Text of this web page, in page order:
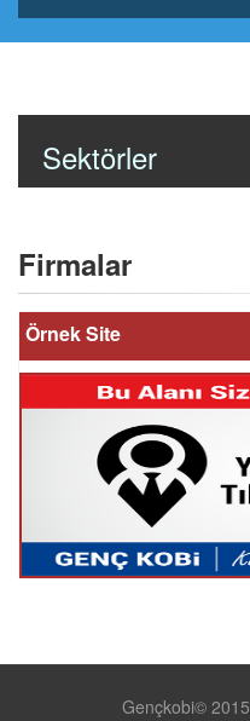
Sektörler
Firmalar
Örnek Site
Gençkobi© 2015